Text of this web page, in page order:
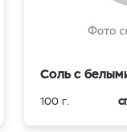
Соль с
100 г.